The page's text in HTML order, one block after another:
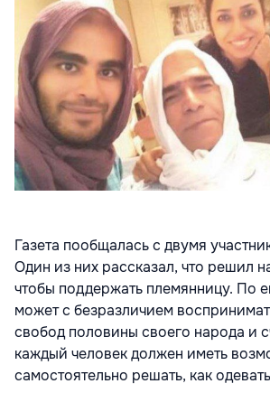
Газета пообщалась с двумя
Один из них рассказал, что решил
чтобы поддержать племянницу. По
может с безразличием
свобод половины своего народа и
каждый человек должен иметь
самостоятельно решать, как